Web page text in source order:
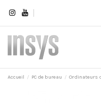
Accueil PC de bureau Ordinateurs